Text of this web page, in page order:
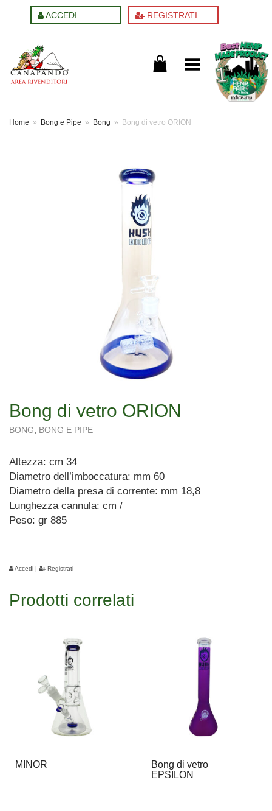
ACCEDI REGISTRATI
Cambia menu
Home » Bong e Pipe » Bong » Bong di vetro ORION
Bong di vetro ORION
BONG BONG E PIPE
Altezza: cm 34
Diametro dell’imboccatura: mm 60
Diametro della presa di corrente: mm 18,8
Lunghezza cannula: cm /
Peso: gr 885
Accedi | Registrati
Prodotti correlati
MINOR
Bong di vetro
EPSILON